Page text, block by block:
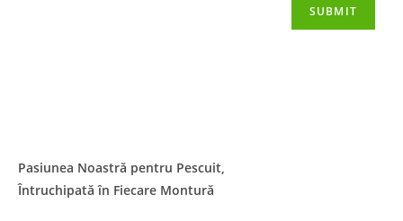
Pasiunea Noastră pentru Pescuit
Întruchipată în Fiecare Montură